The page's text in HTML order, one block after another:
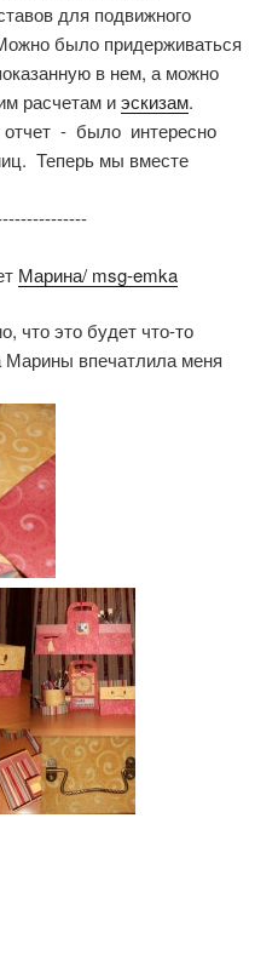
для подвижного
было придерживаться
в нем, а можно
расчетам иэскизам.
отчет - было интересно
Теперь мы вместе
Марина/ msg-emka
что это будет что-то
Марины впечатлила меня